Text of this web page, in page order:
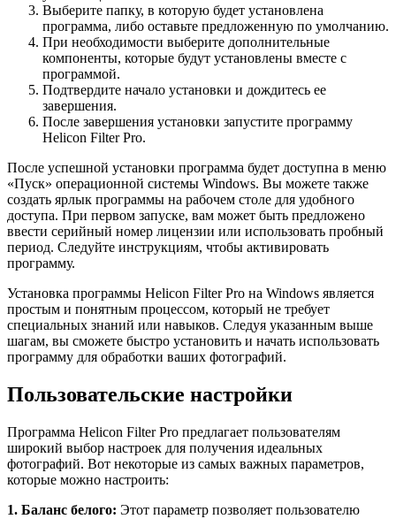
Выберите папку, в которую будет установлена
программа, либо оставьте предложенную по умолчанию.
При необходимости выберите дополнительные
компоненты, которые будут установлены вместе с
программой.
Подтвердите начало установки и дождитесь ее
завершения.
После завершения установки запустите программу
Helicon Filter Pro.
После успешной установки программа будет доступна в меню
«Пуск» операционной системы Windows. Вы можете также
создать ярлык программы на рабочем столе для удобного
доступа. При первом запуске, вам может быть предложено
ввести серийный номер лицензии или использовать пробный
период. Следуйте инструкциям, чтобы активировать
программу.
Установка программы Helicon Filter Pro на Windows является
простым и понятным процессом, который не требует
специальных знаний или навыков. Следуя указанным выше
шагам, вы сможете быстро установить и начать использовать
программу для обработки ваших фотографий.
Пользовательские настройки
Программа Helicon Filter Pro предлагает пользователям
широкий выбор настроек для получения идеальных
фотографий. Вот некоторые из самых важных параметров,
которые можно настроить:
1. Баланс белого: Этот параметр позволяет пользователю